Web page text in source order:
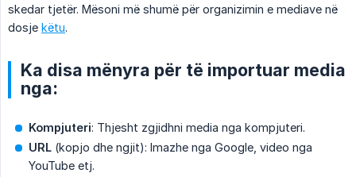
skedar tjetër. Mësoni më shumë për organizimin e mediave në
dosje këtu.
Ka disa mënyra për të importuar media
nga:
Kompjuteri: Thjesht zgjidhni media nga kompjuteri.
URL (kopjo dhe ngjit): Imazhe nga Google, video nga
YouTube etj.